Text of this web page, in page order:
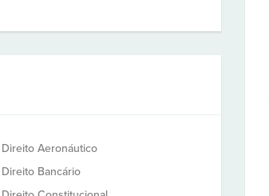
Direito Aeronáutico
Direito Bancário